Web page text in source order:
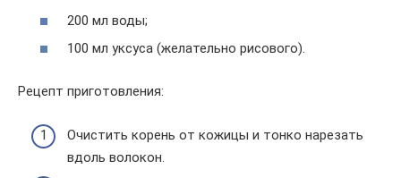
200 мл воды;
100 мл уксуса (желательно рисового).
Рецепт приготовления:
Очистить корень от кожицы и тонко нарезать
вдоль волокон.